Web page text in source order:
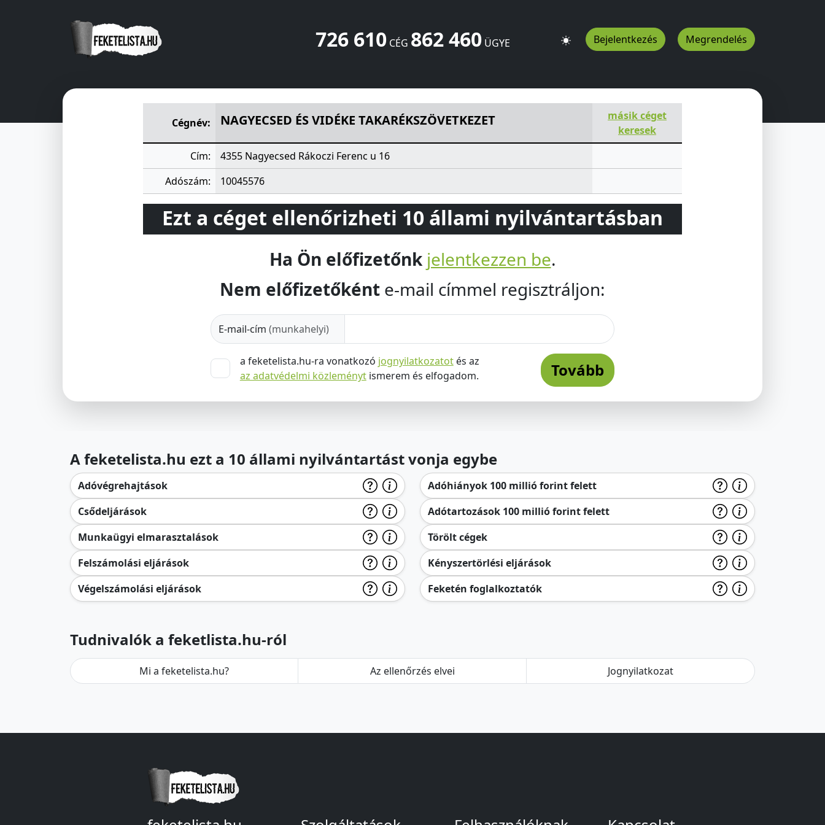
726 610CÉG 862 460ÜGYE Bejelentkezés Megrendelés
Cégnév:
NAGYECSED ÉS VIDÉKE TAKARÉKSZÖVETKEZET
másik céget
keresek
Cím:
4355 Nagyecsed Rákoczi Ferenc u 16
Adószám:
10045576
Ezt a céget ellenőrizheti 10 állami nyilvántartásban
Ha Ön előfizetőnk jelentkezzen be.
Nem előfizetőként e-mail címmel regisztráljon:
E-mail-cím (munkahelyi)
a feketelista.hu-ra vonatkozó jognyilatkozatotés az
az adatvédelmi közleménytismerem és elfogadom. Tovább
A feketelista.hu ezt a 10 állami nyilvántartást vonja egybe
Adóvégrehajtások
Csődeljárások
Munkaügyi elmarasztalások
Felszámolási eljárások
Végelszámolási eljárások
Adóhiányok 100 millió forint felett
Adótartozások 100 millió forint felett
Törölt cégek
Kényszertörlési eljárások
Feketén foglalkoztatók
Tudnivalók a feketlista.hu-ról
Mi a feketelista.hu? Az ellenőrzés elvei Jognyilatkozat